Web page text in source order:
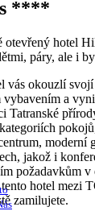
****
otevřený hotel
páry, ale i
vás okouzlí svojí
vybavením a
Tatranské
moderní
jakož i
požadavkům v
hotel mezi
zamilujete.